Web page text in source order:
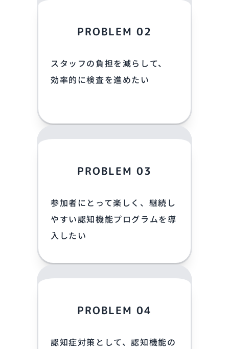
PROBLEM 02
スタッフの負担を減らして、
効率的に検査を進めたい
PROBLEM 03
参加者にとって楽しく、継続し
やすい認知機能プログラムを導
入したい
PROBLEM 04
認知症対策として、認知機能の